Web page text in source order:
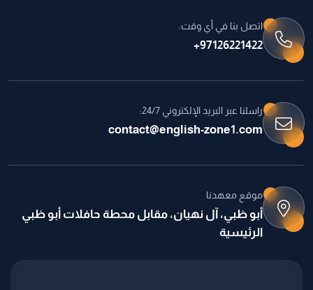
اتصل بنا في أي وقت:
97126221422+
راسلنا عبر البريد الإلكتروني 24/7:
contact@english-zone1.com
موقع معهدنا
أبو ظبي، آل نهيان، مقابل محطة حافلات أبو ظبي
الرئيسية